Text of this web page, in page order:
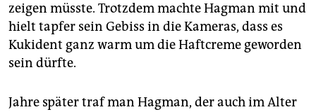
zeigen müsste. Trotzdem machte Hagman mit und
hielt tapfer sein Gebiss in die Kameras, dass es
Kukident ganz warm um die Haftcreme geworden
sein dürfte.
Jahre später traf man Hagman, der auch im Alter